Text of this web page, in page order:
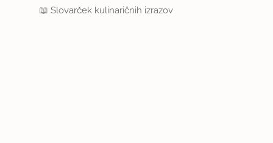
📖Slovarček kulinaričnih izrazov